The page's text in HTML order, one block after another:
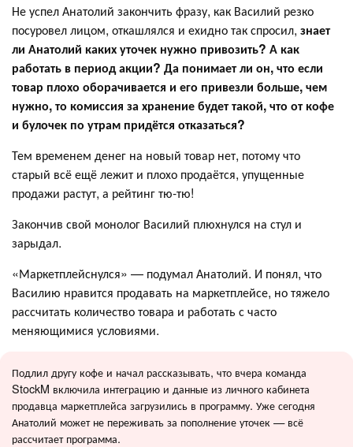
Не успел Анатолий закончить фразу, как Василий резко
посуровел лицом, откашлялся и ехидно так спросил, знает
ли Анатолий каких уточек нужно привозить? А как
работать в период акции? Да понимает ли он, что если
товар плохо оборачивается и его привезли больше, чем
нужно, то комиссия за хранение будет такой, что от кофе
и булочек по утрам придётся отказаться?
Тем временем денег на новый товар нет, потому что
старый всё ещё лежит и плохо продаётся, упущенные
продажи растут, а рейтинг тю-тю!
Закончив свой монолог Василий плюхнулся на стул и
зарыдал.
«Маркетплейснулся» — подумал Анатолий. И понял, что
Василию нравится продавать на маркетплейсе, но тяжело
рассчитать количество товара и работать с часто
меняющимися условиями.
Подлил другу кофе и начал рассказывать, что вчера команда
StockM включила интеграцию и данные из личного кабинета
продавца маркетплейса загрузились в программу. Уже сегодня
Анатолий может не переживать за пополнение уточек — всё
рассчитает программа.